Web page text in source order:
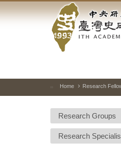
to
Sinica-
Taiwan
Institute-
Home
::: Home Research
Research Groups
Research